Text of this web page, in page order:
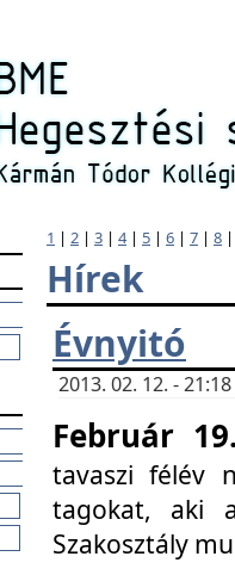
1 | 2 | 3 | 4| 5 | 6 | 7 | 8
Hírek
Évnyitó
2013. 02. 12. -
Február
tavaszi félév
tagokat, aki
Szakosztály